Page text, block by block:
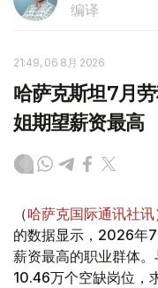
编译
21:49, 06 8月 2026
哈萨克斯坦7月
姐期望薪资最高
（哈萨克国际通讯社讯
的数据显示，2026年
薪资最高的职业群体
10.46万个空缺岗位，